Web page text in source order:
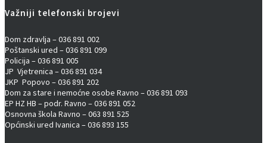
Važniji telefonski brojevi
Dom zdravlja – 036 891 002
Poštanski ured – 036 891 099
Policija – 036 891 005
JP Vjetrenica – 036 891 034
JKP Popovo – 036 891 202
Dom za stare i nemoćne osobe Ravno – 036 891 093
EP HZ HB – podr. Ravno – 036 891 052
Osnovna škola Ravno – 063 891 525
Općinski ured Ivanica – 036 893 155